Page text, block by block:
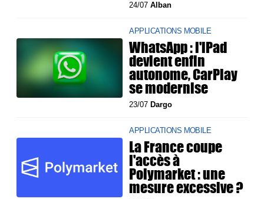
24/07Alban
APPLICATIONS MOBILE
WhatsApp : l'iPad
devient enfin
autonome, CarPlay
se modernise
23/07 Dargo
APPLICATIONS MOBILE
La France coupe
l'accès à
Polymarket : une
mesure excessive ?